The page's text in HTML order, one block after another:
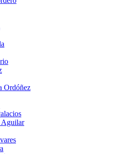
Ordóñez
Aguilar